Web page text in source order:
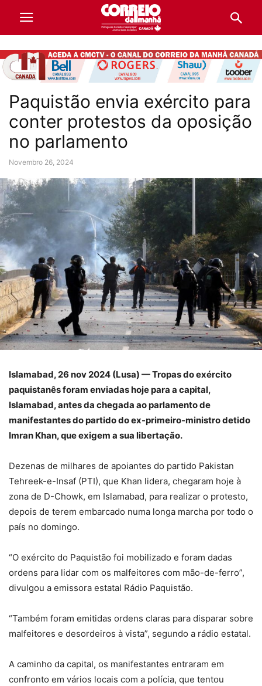
Paquistão envia exército para
conter protestos da oposição
no parlamento
Novembro 26, 2024
Islamabad, 26 nov 2024 (Lusa) — Tropas do exército
paquistanês foram enviadas hoje para a capital,
Islamabad, antes da chegada ao parlamento de
manifestantes do partido do ex-primeiro-ministro detido
Imran Khan, que exigem a sua libertação.
Dezenas de milhares de apoiantes do partido Pakistan
Tehreek-e-Insaf (PTI), que Khan lidera, chegaram hoje à
zona de D-Chowk, em Islamabad, para realizar o protesto,
depois de terem embarcado numa longa marcha por todo o
país no domingo.
“O exército do Paquistão foi mobilizado e foram dadas
ordens para lidar com os malfeitores com mão-de-ferro”,
divulgou a emissora estatal Rádio Paquistão.
“Também foram emitidas ordens claras para disparar sobre
malfeitores e desordeiros à vista”, segundo a rádio estatal.
A caminho da capital, os manifestantes entraram em
confronto em vários locais com a polícia, que tentou